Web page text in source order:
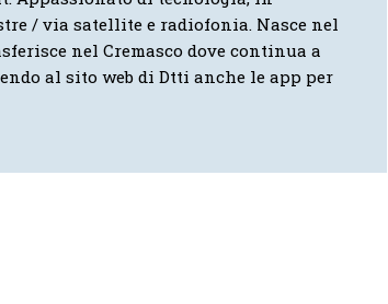
/ via satellite e radiofonia. Nasce nel
nel Cremasco dove continua a
al sito web di Dtti anche le app per